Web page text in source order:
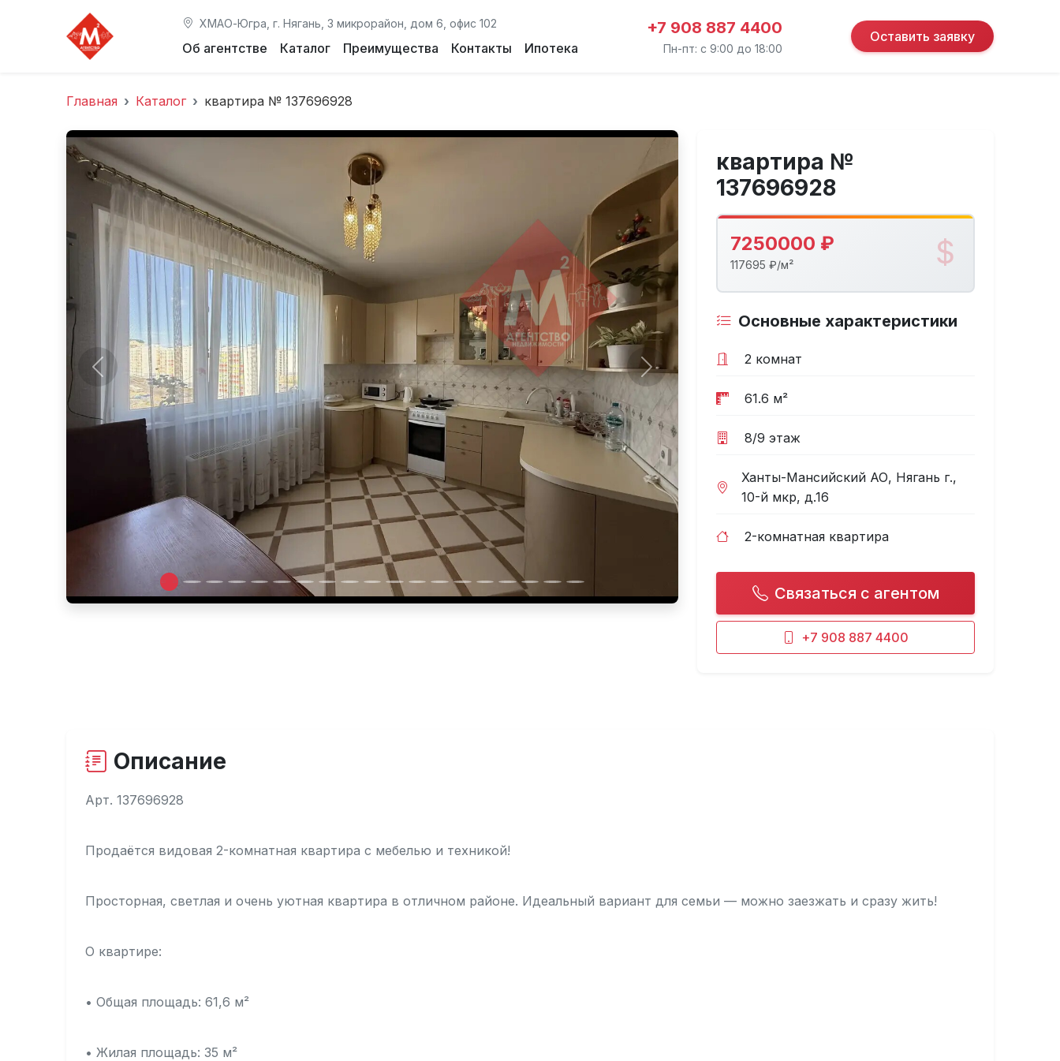
ХМАО-Югра, г. Нягань, 3 микрорайон, дом 6, офис 102
Об агентстве Каталог Преимущества Контакты Ипотека
+7 908 887 4400
Пн-пт: с 9:00 до 18:00
Оставить заявку
Главная Каталог квартира № 137696928
Предыдущее Следующее
квартира №
137696928
7250000 ₽
117695 ₽/м²
Основные характеристики
2 комнат
61.6 м²
8/9 этаж
Ханты-Мансийский АО, Нягань г.,
10-й мкр, д.16
2-комнатная квартира
Связаться с агентом
+7 908 887 4400
Описание
Арт. 137696928
Продаётся видовая 2-комнатная квартира с мебелью и техникой!
Просторная, светлая и очень уютная квартира в отличном районе. Идеальный вариант для семьи — можно заезжать и сразу жить!
О квартире:
• Общая площадь: 61,6 м²
• Жилая площадь: 35 м²